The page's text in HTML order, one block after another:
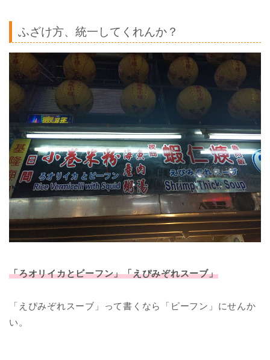
ふざけ方、統一してくれんか？
「ろオリイカとビーフン」「えぴみぞれスーブ」
「えぴみぞれスーブ」って書くなら「ピーフン」にせんか
い。